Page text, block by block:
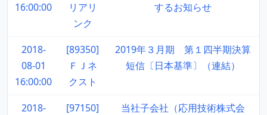
16:00:00
リアリ
ンク
するお知らせ
2018-
08-01
16:00:00
[89350]
ＦＪネ
クスト
2019年３月期 第１四半期決算
短信〔日本基準〕（連結）
2018-
[97150]
当社子会社（応用技術株式会